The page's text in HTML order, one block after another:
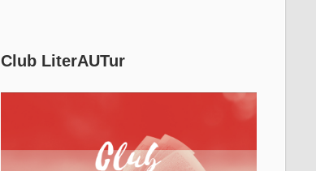
Club LiterAUTur